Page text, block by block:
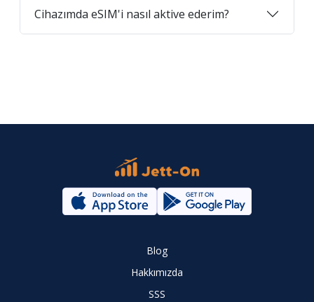
Cihazımda eSIM'i nasıl aktive ederim?
Blog
Hakkımızda
SSS